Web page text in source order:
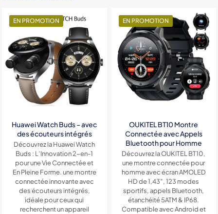
EN PROMOTION
Huawei Watch Buds – avec
des écouteurs intégrés
Découvrez la Huawei Watch
Buds : L’Innovation 2-en-1
pour une Vie Connectée et
En Pleine Forme. une montre
connectée innovante avec
des écouteurs intégrés,
idéale pour ceux qui
recherchent un appareil
EN PROMOTION
OUKITEL BT10 Montre
Connectée avec Appels
Bluetooth pour Homme
Découvrez la OUKITEL BT10,
une montre connectée pour
homme avec écran AMOLED
HD de 1,43″, 123 modes
sportifs, appels Bluetooth,
étanchéité 5ATM & IP68.
Compatible avec Android et